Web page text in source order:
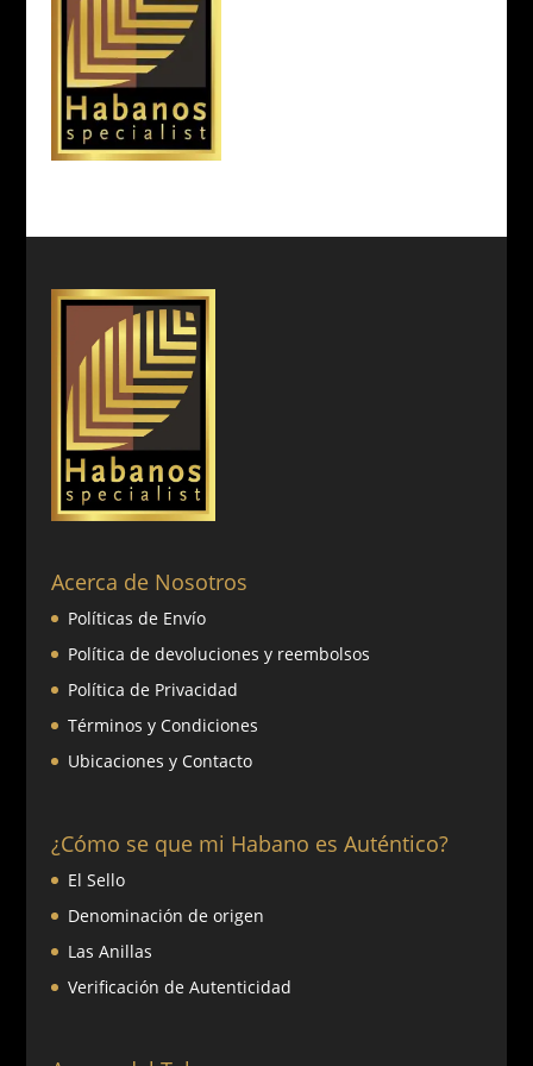
Acerca de Nosotros
Políticas de Envío
Política de devoluciones y reembolsos
Política de Privacidad
Términos y Condiciones
Ubicaciones y Contacto
¿Cómo se que mi Habano es Auténtico?
El Sello
Denominación de origen
Las Anillas
Verificación de Autenticidad